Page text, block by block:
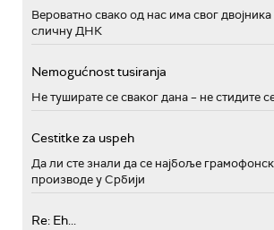
Вероватно свако од нас има свог
сличну ДНК
Nemogućnost tusiranja
Не туширате се сваког дана – не стидите
Cestitke za uspeh
Да ли сте знали да се најбоље
производе у Србији
Re: Eh...